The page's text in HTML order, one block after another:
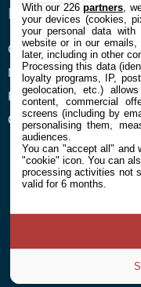
ENTREPRISE
Confidentialité et
Mentions légales et CGU
Préférences Cookies
Qui sommes nous
With our 226partners ,
your devices (cookies,
your personal data
website or in our
later, including in other
Processing this data
loyalty programs, IP,
geolocation, etc.)
content, commercial
screens (including by
personalising them,
audiences.
You can "accept all" and
"cookie" icon. You can
processing activities not
valid for 6 months.